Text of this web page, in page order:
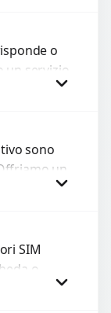
o
un servizio
sono
un
SIM
o